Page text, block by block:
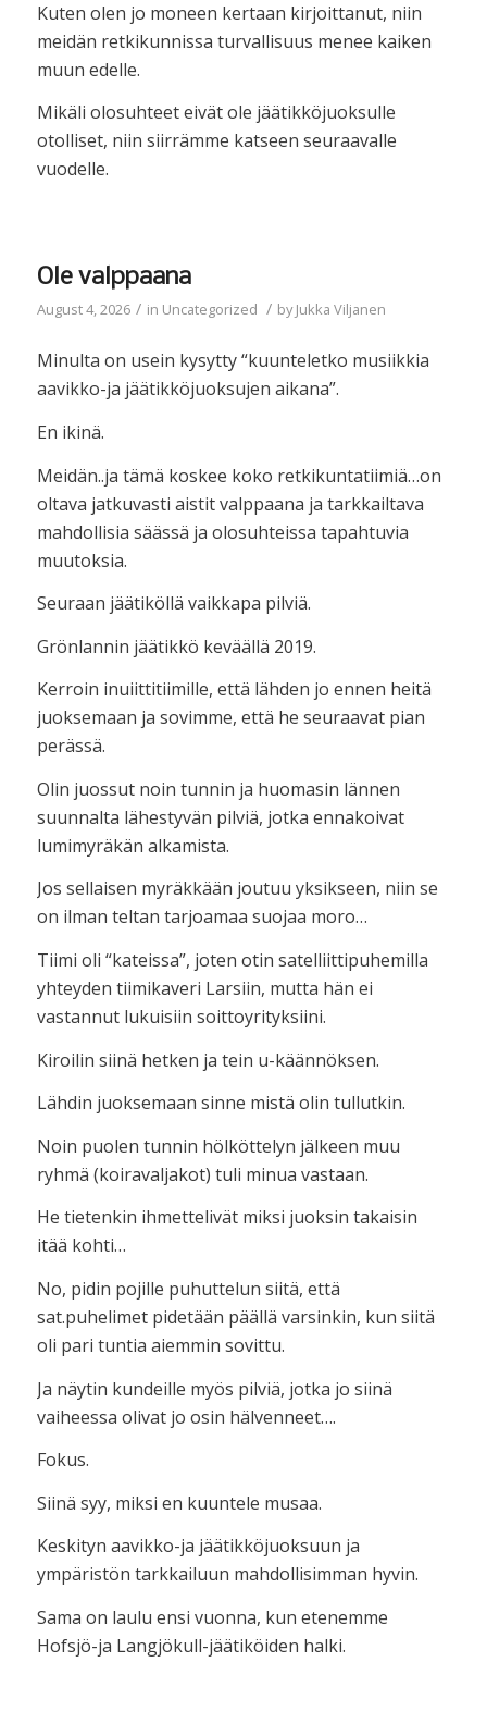
Kuten olen jo moneen kertaan kirjoittanut, niin
meidän retkikunnissa turvallisuus menee kaiken
muun edelle.
Mikäli olosuhteet eivät ole jäätikköjuoksulle
otolliset, niin siirrämme katseen seuraavalle
vuodelle.
Ole valppaana
August 4, 2026 / in Uncategorized / byJukka Viljanen
Minulta on usein kysytty “kuunteletko musiikkia
aavikko-ja jäätikköjuoksujen aikana”.
En ikinä.
Meidän..ja tämä koskee koko retkikuntatiimiä…on
oltava jatkuvasti aistit valppaana ja tarkkailtava
mahdollisia säässä ja olosuhteissa tapahtuvia
muutoksia.
Seuraan jäätiköllä vaikkapa pilviä.
Grönlannin jäätikkö keväällä 2019.
Kerroin inuiittitiimille, että lähden jo ennen heitä
juoksemaan ja sovimme, että he seuraavat pian
perässä.
Olin juossut noin tunnin ja huomasin lännen
suunnalta lähestyvän pilviä, jotka ennakoivat
lumimyräkän alkamista.
Jos sellaisen myräkkään joutuu yksikseen, niin se
on ilman teltan tarjoamaa suojaa moro…
Tiimi oli “kateissa”, joten otin satelliittipuhemilla
yhteyden tiimikaveri Larsiin, mutta hän ei
vastannut lukuisiin soittoyrityksiini.
Kiroilin siinä hetken ja tein u-käännöksen.
Lähdin juoksemaan sinne mistä olin tullutkin.
Noin puolen tunnin hölköttelyn jälkeen muu
ryhmä (koiravaljakot) tuli minua vastaan.
He tietenkin ihmettelivät miksi juoksin takaisin
itää kohti…
No, pidin pojille puhuttelun siitä, että
sat.puhelimet pidetään päällä varsinkin, kun siitä
oli pari tuntia aiemmin sovittu.
Ja näytin kundeille myös pilviä, jotka jo siinä
vaiheessa olivat jo osin hälvenneet….
Fokus.
Siinä syy, miksi en kuuntele musaa.
Keskityn aavikko-ja jäätikköjuoksuun ja
ympäristön tarkkailuun mahdollisimman hyvin.
Sama on laulu ensi vuonna, kun etenemme
Hofsjö-ja Langjökull-jäätiköiden halki.